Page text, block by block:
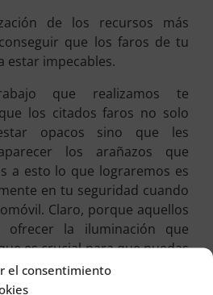
el consentimiento
de los recursos más
que los faros de tu
estar impecables.
que realizamos te
los citados faros no solo
opacos sino que les
los arañazos que
a esto lo que lograremos es
en tu seguridad cuando
Claro, porque aquellos
la iluminación que
es crucial para que puedas
peligro que se produzca en
la que circulas.